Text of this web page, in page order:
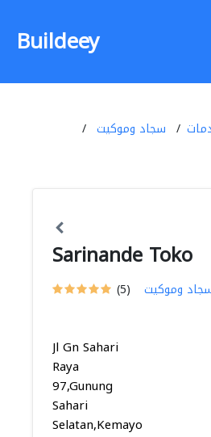
Buildeey
سجاد وموكيت
Sarinande Toko
(5) وموكيت
Jl Gn Sahari
Raya
97,Gunung
Sahari
Selatan,Kemayor...